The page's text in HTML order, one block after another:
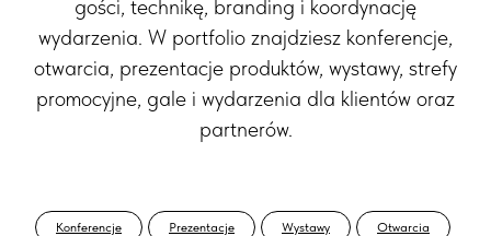
gości, technikę, branding i koordynację
wydarzenia. W portfolio znajdziesz konferencje,
otwarcia, prezentacje produktów, wystawy, strefy
promocyjne, gale i wydarzenia dla klientów oraz
partnerów.
Konferencje Prezentacje Wystawy Otwarcia